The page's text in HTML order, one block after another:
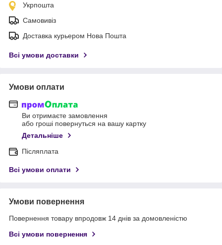
Укрпошта
Самовивіз
Доставка курьером Нова Пошта
Всі умови доставки
Умови оплати
Ви отримаєте замовлення
або гроші повернуться на вашу картку
Детальніше
Післяплата
Всі умови оплати
Умови повернення
Повернення товару впродовж 14 днів за домовленістю
Всі умови повернення